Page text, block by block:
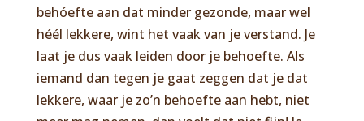
behóefte aan dat minder gezonde, maar wel
héél lekkere, wint het vaak van je verstand. Je
laat je dus vaak leiden door je behoefte. Als
iemand dan tegen je gaat zeggen dat je dat
lekkere, waar je zo’n behoefte aan hebt, niet